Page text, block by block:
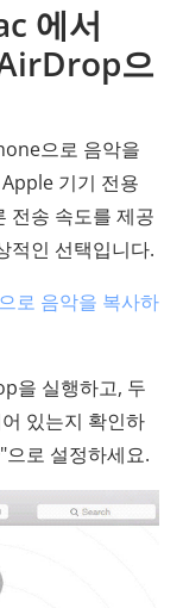
에서
으
으로 음악을
기기 전용
전송 속도를 제공
적인 선택입니다.
로 음악을 복사하
을 실행하고, 두
있는지 확인하
로 설정하세요.